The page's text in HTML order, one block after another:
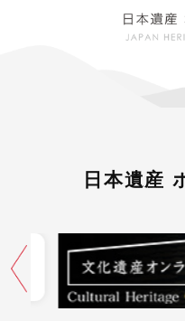
日本遺産